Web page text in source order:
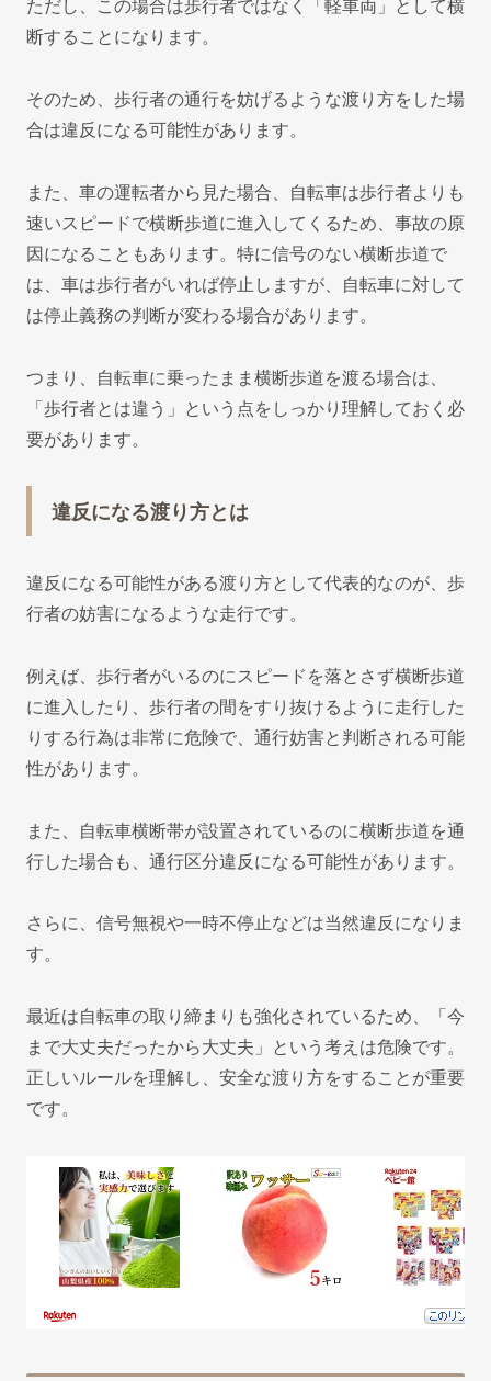
ただし、この場合は歩行者ではなく「軽車両」として横
断することになります。
そのため、歩行者の通行を妨げるような渡り方をした場
合は違反になる可能性があります。
また、車の運転者から見た場合、自転車は歩行者よりも
速いスピードで横断歩道に進入してくるため、事故の原
因になることもあります。特に信号のない横断歩道で
は、車は歩行者がいれば停止しますが、自転車に対して
は停止義務の判断が変わる場合があります。
つまり、自転車に乗ったまま横断歩道を渡る場合は、
「歩行者とは違う」という点をしっかり理解しておく必
要があります。
違反になる渡り方とは
違反になる可能性がある渡り方として代表的なのが、歩
行者の妨害になるような走行です。
例えば、歩行者がいるのにスピードを落とさず横断歩道
に進入したり、歩行者の間をすり抜けるように走行した
りする行為は非常に危険で、通行妨害と判断される可能
性があります。
また、自転車横断帯が設置されているのに横断歩道を通
行した場合も、通行区分違反になる可能性があります。
さらに、信号無視や一時不停止などは当然違反になりま
す。
最近は自転車の取り締まりも強化されているため、「今
まで大丈夫だったから大丈夫」という考えは危険です。
正しいルールを理解し、安全な渡り方をすることが重要
です。